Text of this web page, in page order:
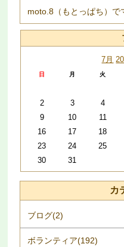
moto.8（もとっぱち）で
7月
日 月 火
2
3 4
9
10 11
16
17 18
23
24 25
30
31
カ
ブログ(2)
ボランティア(192)